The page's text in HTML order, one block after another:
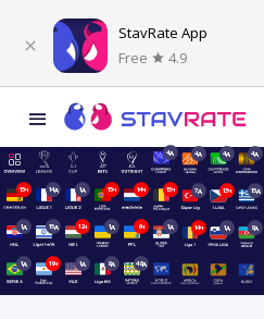
StavRate App
Free
4.9
4д 4д 4д 4д
15ч 14д 1д 15ч 14ч 15ч 7д 13ч 15д
1д 15д 12ч 1д 6ч 1д 14ч 1д 8д
1д 19ч 1д 8д 48д